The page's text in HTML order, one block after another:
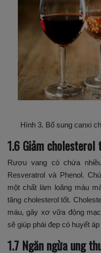
Hình 3. Bổ sung canxi
1.6 Giảm cholesterol
Rượu vang có chứa
Resveratrol và Phenol.
một chất làm loãng máu
tăng cholesterol tốt.
máu, gây xơ vữa động
sẽ giúp phái đẹp có huyết
1.7 Ngăn ngừa ung